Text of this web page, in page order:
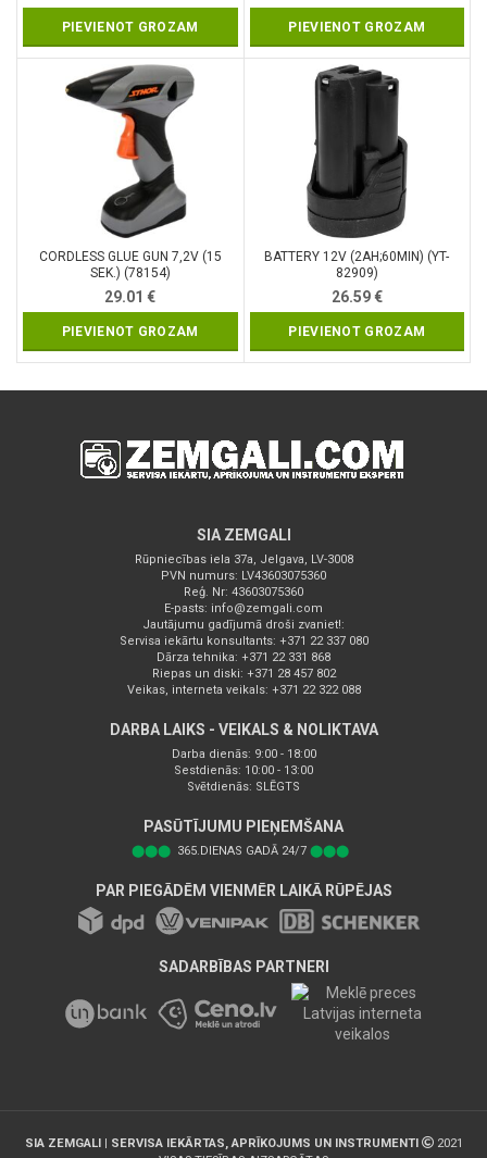
PIEVIENOT GROZAM PIEVIENOT GROZAM
CORDLESS GLUE GUN 7,2V (15
SEK.) (78154)
29.01€
PIEVIENOT GROZAM
BATTERY 12V (2AH;60MIN) (YT-
82909)
26.59€
PIEVIENOT GROZAM
SIA ZEMGALI
Rūpniecības iela 37a, Jelgava, LV-3008
PVN numurs: LV43603075360
Reģ. Nr: 43603075360
E-pasts: info@zemgali.com
Jautājumu gadījumā droši zvaniet!:
Servisa iekārtu konsultants: +371 22 337 080
Dārza tehnika: +371 22 331 868
Riepas un diski: +371 28 457 802
Veikas, interneta veikals: +371 22 322 088
DARBA LAIKS - VEIKALS & NOLIKTAVA
Darba dienās: 9:00 - 18:00
Sestdienās: 10:00 - 13:00
Svētdienās: SLĒGTS
PASŪTĪJUMU PIEŅEMŠANA
⬤⬤⬤ 365.DIENAS GADĀ 24/7 ⬤⬤⬤
PAR PIEGĀDĒM VIENMĒR LAIKĀ RŪPĒJAS
SADARBĪBAS PARTNERI
SIA ZEMGALI | SERVISA IEKĀRTAS, APRĪKOJUMS UN INSTRUMENTI
2021